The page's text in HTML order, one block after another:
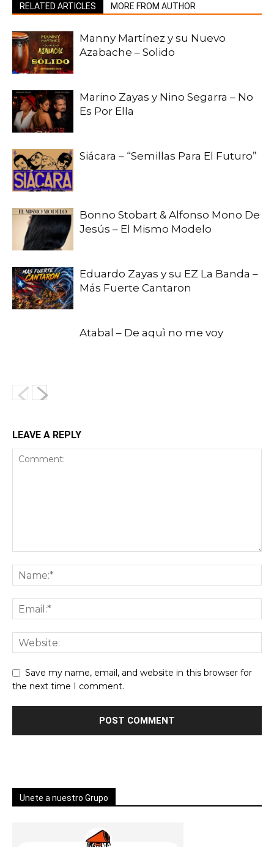
RELATED ARTICLES MORE FROM AUTHOR
Manny Martínez y su Nuevo
Azabache – Solido
Marino Zayas y Nino Segarra – No
Es Por Ella
Siácara – “Semillas Para El Futuro”
Bonno Stobart & Alfonso Mono De
Jesús – El Mismo Modelo
Eduardo Zayas y su EZ La Banda –
Más Fuerte Cantaron
Atabal – De aquì no me voy
LEAVE A REPLY
Save my name, email, and website in this browser for
the next time I comment.
Unete a nuestro Grupo